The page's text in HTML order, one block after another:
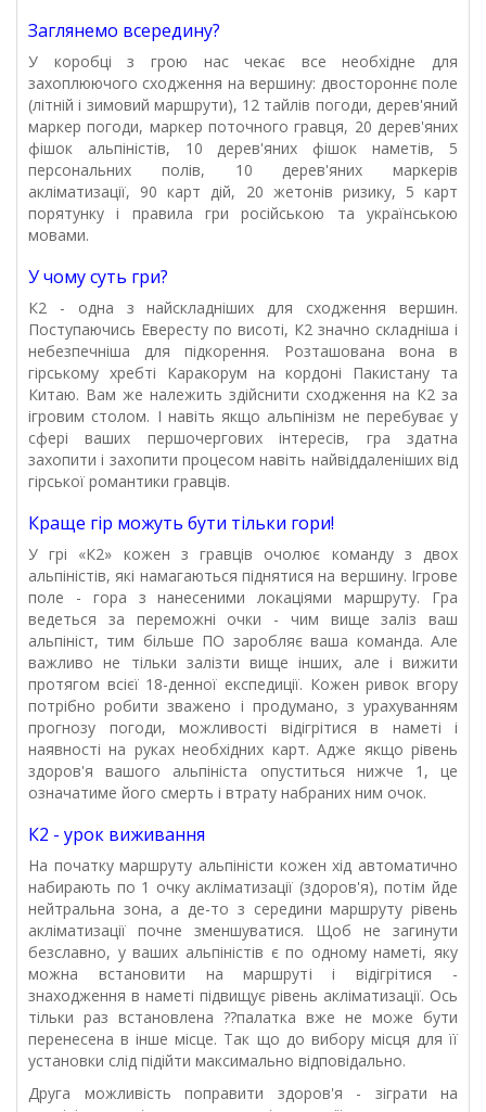
Заглянемо всередину?
У коробці з грою нас чекає все необхідне для
захоплюючого сходження на вершину: двостороннє поле
(літній і зимовий маршрути), 12 тайлів погоди, дерев'яний
маркер погоди, маркер поточного гравця, 20 дерев'яних
фішок альпіністів, 10 дерев'яних фішок наметів, 5
персональних полів, 10 дерев'яних маркерів
акліматизації, 90 карт дій, 20 жетонів ризику, 5 карт
порятунку і правила гри російською та українською
мовами.
У чому суть гри?
К2 - одна з найскладніших для сходження вершин.
Поступаючись Евересту по висоті, К2 значно складніша і
небезпечніша для підкорення. Розташована вона в
гірському хребті Каракорум на кордоні Пакистану та
Китаю. Вам же належить здійснити сходження на К2 за
ігровим столом. І навіть якщо альпінізм не перебуває у
сфері ваших першочергових інтересів, гра здатна
захопити і захопити процесом навіть найвіддаленіших від
гірської романтики гравців.
Краще гір можуть бути тільки гори!
У грі «К2» кожен з гравців очолює команду з двох
альпіністів, які намагаються піднятися на вершину. Ігрове
поле - гора з нанесеними локаціями маршруту. Гра
ведеться за переможні очки - чим вище заліз ваш
альпініст, тим більше ПО заробляє ваша команда. Але
важливо не тільки залізти вище інших, але і вижити
протягом всієї 18-денної експедиції. Кожен ривок вгору
потрібно робити зважено і продумано, з урахуванням
прогнозу погоди, можливості відігрітися в наметі і
наявності на руках необхідних карт. Адже якщо рівень
здоров'я вашого альпініста опуститься нижче 1, це
означатиме його смерть і втрату набраних ним очок.
К2 - урок виживання
На початку маршруту альпіністи кожен хід автоматично
набирають по 1 очку акліматизації (здоров'я), потім йде
нейтральна зона, а де-то з середини маршруту рівень
акліматизації почне зменшуватися. Щоб не загинути
безславно, у ваших альпіністів є по одному наметі, яку
можна встановити на маршруті і відігрітися -
знаходження в наметі підвищує рівень акліматизації. Ось
тільки раз встановлена ??палатка вже не може бути
перенесена в інше місце. Так що до вибору місця для її
установки слід підійти максимально відповідально.
Друга можливість поправити здоров'я - зіграти на